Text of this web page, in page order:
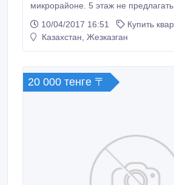
микрорайоне. 5 этаж не предлагать
10/04/2017 16:51
Купить
Казахстан, Жезказган
20 000 тенге 〒